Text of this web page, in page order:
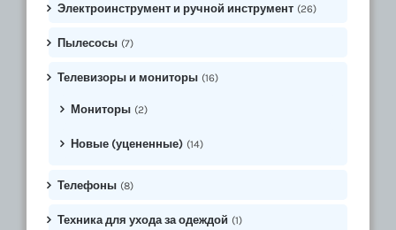
Электроинструмент и ручной инструмент (26)
Пылесосы (7)
Телевизоры и мониторы (16)
Мониторы (2)
Новые (уцененные) (14)
Телефоны (8)
Техника для ухода за одеждой (1)